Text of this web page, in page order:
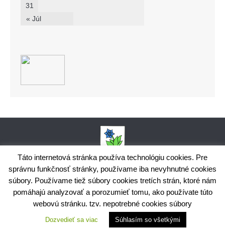
« Júl
31
Obecný úrad Bodiná, č. 102, 018 15 Prečín,
+421424398035,www.bodina.eu
IČO: 00 692 522, Prima banka Slovensko, a.s., IBAN: SK25 5600 0000
0029 9178 8001
Ochrana osobných údajov
Využite možnosť získavania aktuálnych informácií s využitím
Táto internetová stránka používa technológiu cookies. Pre
správnu funkčnosť stránky, používame iba nevyhnutné cookies
súbory. Používame tiež súbory cookies tretích strán, ktoré nám
pomáhajú analyzovať a porozumieť tomu, ako používate túto
webovú stránku. tzv. nepotrebné cookies súbory
Dozvedieť sa viac Súhlasím so všetkými